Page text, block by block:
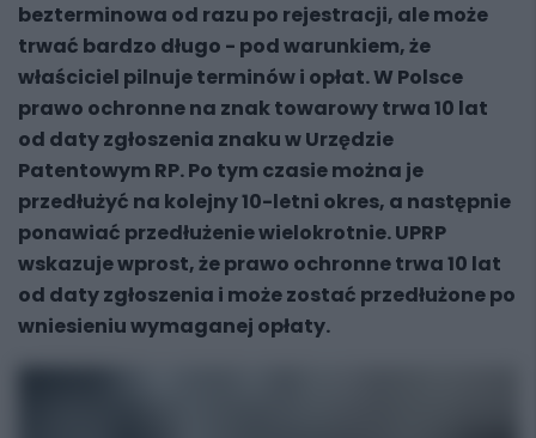
bezterminowa od razu po rejestracji, ale może
trwać bardzo długo - pod warunkiem, że
właściciel pilnuje terminów i opłat. W Polsce
prawo ochronne na znak towarowy trwa 10 lat
od daty zgłoszenia znaku w Urzędzie
Patentowym RP. Po tym czasie można je
przedłużyć na kolejny 10-letni okres, a następnie
ponawiać przedłużenie wielokrotnie. UPRP
wskazuje wprost, że prawo ochronne trwa 10 lat
od daty zgłoszenia i może zostać przedłużone po
wniesieniu wymaganej opłaty.